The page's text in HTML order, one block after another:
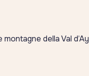
della Val